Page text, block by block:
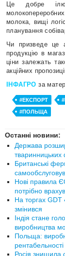
Це добре
молока, вищі
планування
Чи призведе це
продукцію в
ціни залежать
акційних
ІНФАГРО за
#ЕКСПОРТ
#ПОЛЬЩА
Останні новини:
Держава
Британські
Нові правила
потрібно
На торгах GDT
змінився
Індія стане
виробництва
Польща:
рентабельності
Росія знищила